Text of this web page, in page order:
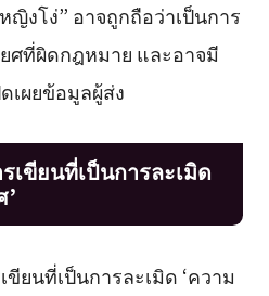
ญิงโง่” อาจถูกถือว่าเป็นการ
ศที่ผิดกฎหมาย และอาจมี
เผยข้อมูลผู้ส่ง
เขียนที่เป็นการละเมิด
ยนที่เป็นการละเมิด ‘ความ